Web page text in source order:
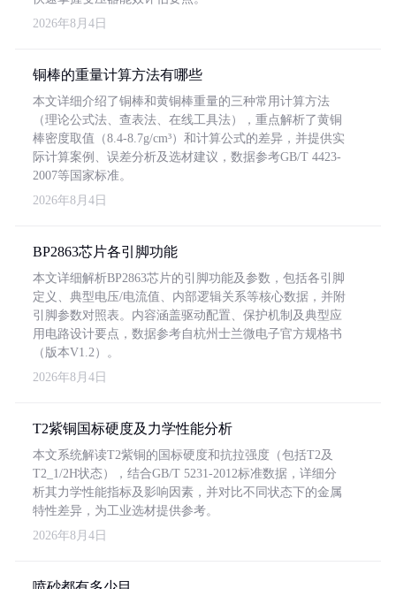
2026年8月4日
铜棒的重量计算方法有哪些
本文详细介绍了铜棒和黄铜棒重量的三种常用计算方法
（理论公式法、查表法、在线工具法），重点解析了黄铜
棒密度取值（8.4-8.7g/cm³）和计算公式的差异，并提供实
际计算案例、误差分析及选材建议，数据参考GB/T 4423-
2007等国家标准。
2026年8月4日
BP2863芯片各引脚功能
本文详细解析BP2863芯片的引脚功能及参数，包括各引脚
定义、典型电压/电流值、内部逻辑关系等核心数据，并附
引脚参数对照表。内容涵盖驱动配置、保护机制及典型应
用电路设计要点，数据参考自杭州士兰微电子官方规格书
（版本V1.2）。
2026年8月4日
T2紫铜国标硬度及力学性能分析
本文系统解读T2紫铜的国标硬度和抗拉强度（包括T2及
T2_1/2H状态），结合GB/T 5231-2012标准数据，详细分
析其力学性能指标及影响因素，并对比不同状态下的金属
特性差异，为工业选材提供参考。
2026年8月4日